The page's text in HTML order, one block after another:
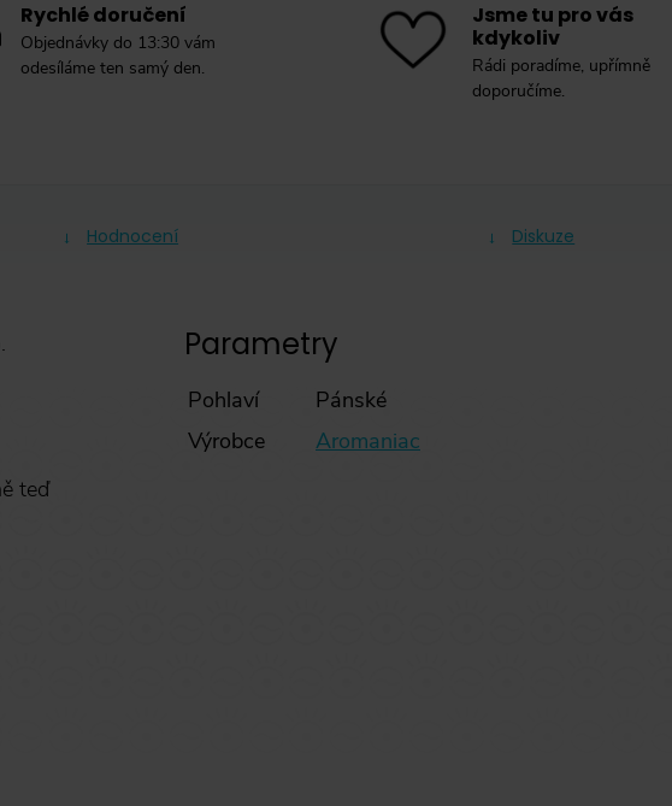
Rychlé doručení
Objednávky do 13:30 vám
odesíláme ten samý den.
Jsme tu pro vás
kdykoliv
Rádi poradíme, upřímně
doporučíme.
Hodnocení Diskuze
teď
Parametry
Pohlaví
Pánské
Výrobce
Aromaniac